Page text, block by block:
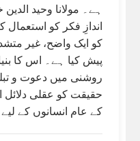
ہے۔ مولانا وحید
اندازِ فکر کو
کو ایک واضح، غیر
پیش کیا ہے۔ اس کا
روشنی میں دعوت و
حقیقت کو عقلی
کے عام انسانوں کے